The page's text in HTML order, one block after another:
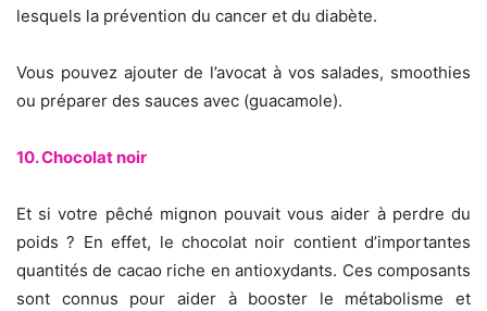
lesquels la prévention du cancer et du diabète.
Vous pouvez ajouter de l’avocat à vos salades, smoothies
ou préparer des sauces avec (guacamole).
10. Chocolat noir
Et si votre pêché mignon pouvait vous aider à perdre du
poids ? En effet, le chocolat noir contient d’importantes
quantités de cacao riche en antioxydants. Ces composants
sont connus pour aider à booster le métabolisme et